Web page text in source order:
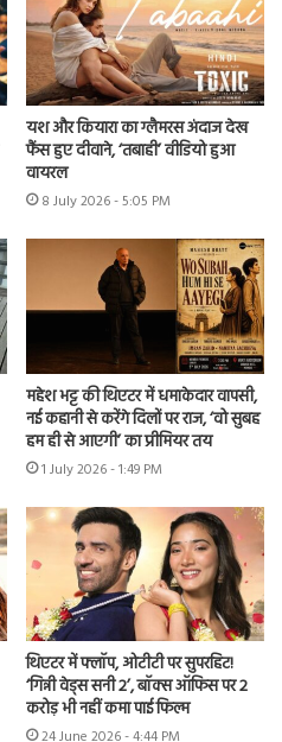
यश और कियारा का ग्लैमरस अंदाज देख
फैंस हुए दीवाने, ‘तबाही’ वीडियो हुआ
वायरल
8 July 2026 - 5:05 PM
महेश भट्ट की थिएटर में धमाकेदार वापसी,
नई कहानी से करेंगे दिलों पर राज, ‘वो सुबह
हम ही से आएगी’ का प्रीमियर तय
1 July 2026 - 1:49 PM
थिएटर में फ्लॉप, ओटीटी पर सुपरहिट!
‘गिन्नी वेड्स सनी 2’, बॉक्स ऑफिस पर 2
करोड़ भी नहीं कमा पाई फिल्म
24 June 2026 - 4:44 PM